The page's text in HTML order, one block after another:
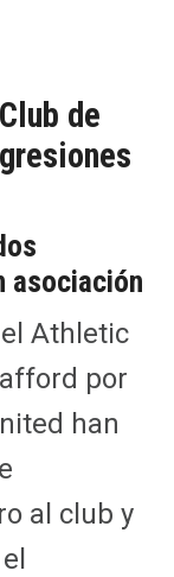
de
asociación
Athletic
por
han
al club y